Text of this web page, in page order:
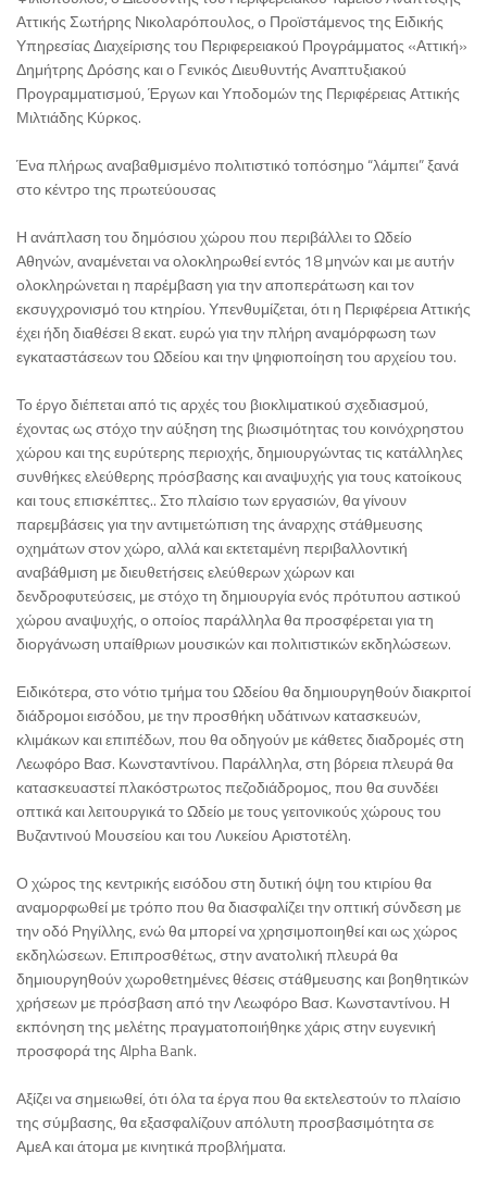
Αττικής Σωτήρης Νικολαρόπουλος, ο Προϊστάμενος της Ειδικής
Υπηρεσίας Διαχείρισης του Περιφερειακού Προγράμματος «Αττική»
Δημήτρης Δρόσης και ο Γενικός Διευθυντής Αναπτυξιακού
Προγραμματισμού, Έργων και Υποδομών της Περιφέρειας Αττικής
Μιλτιάδης Κύρκος.
Ένα πλήρως αναβαθμισμένο πολιτιστικό τοπόσημο “λάμπει” ξανά
στο κέντρο της πρωτεύουσας
Η ανάπλαση του δημόσιου χώρου που περιβάλλει το Ωδείο
Αθηνών, αναμένεται να ολοκληρωθεί εντός 18 μηνών και με αυτήν
ολοκληρώνεται η παρέμβαση για την αποπεράτωση και τον
εκσυγχρονισμό του κτηρίου. Υπενθυμίζεται, ότι η Περιφέρεια Αττικής
έχει ήδη διαθέσει 8 εκατ. ευρώ για την πλήρη αναμόρφωση των
εγκαταστάσεων του Ωδείου και την ψηφιοποίηση του αρχείου του.
Το έργο διέπεται από τις αρχές του βιοκλιματικού σχεδιασμού,
έχοντας ως στόχο την αύξηση της βιωσιμότητας του κοινόχρηστου
χώρου και της ευρύτερης περιοχής, δημιουργώντας τις κατάλληλες
συνθήκες ελεύθερης πρόσβασης και αναψυχής για τους κατοίκους
και τους επισκέπτες.. Στο πλαίσιο των εργασιών, θα γίνουν
παρεμβάσεις για την αντιμετώπιση της άναρχης στάθμευσης
οχημάτων στον χώρο, αλλά και εκτεταμένη περιβαλλοντική
αναβάθμιση με διευθετήσεις ελεύθερων χώρων και
δενδροφυτεύσεις, με στόχο τη δημιουργία ενός πρότυπου αστικού
χώρου αναψυχής, ο οποίος παράλληλα θα προσφέρεται για τη
διοργάνωση υπαίθριων μουσικών και πολιτιστικών εκδηλώσεων.
Ειδικότερα, στο νότιο τμήμα του Ωδείου θα δημιουργηθούν διακριτοί
διάδρομοι εισόδου, με την προσθήκη υδάτινων κατασκευών,
κλιμάκων και επιπέδων, που θα οδηγούν με κάθετες διαδρομές στη
Λεωφόρο Βασ. Κωνσταντίνου. Παράλληλα, στη βόρεια πλευρά θα
κατασκευαστεί πλακόστρωτος πεζοδιάδρομος, που θα συνδέει
οπτικά και λειτουργικά το Ωδείο με τους γειτονικούς χώρους του
Βυζαντινού Μουσείου και του Λυκείου Αριστοτέλη.
Ο χώρος της κεντρικής εισόδου στη δυτική όψη του κτιρίου θα
αναμορφωθεί με τρόπο που θα διασφαλίζει την οπτική σύνδεση με
την οδό Ρηγίλλης, ενώ θα μπορεί να χρησιμοποιηθεί και ως χώρος
εκδηλώσεων. Επιπροσθέτως, στην ανατολική πλευρά θα
δημιουργηθούν χωροθετημένες θέσεις στάθμευσης και βοηθητικών
χρήσεων με πρόσβαση από την Λεωφόρο Βασ. Κωνσταντίνου. Η
εκπόνηση της μελέτης πραγματοποιήθηκε χάρις στην ευγενική
προσφορά της Alpha Bank.
Αξίζει να σημειωθεί, ότι όλα τα έργα που θα εκτελεστούν το πλαίσιο
της σύμβασης, θα εξασφαλίζουν απόλυτη προσβασιμότητα σε
ΑμεΑ και άτομα με κινητικά προβλήματα.